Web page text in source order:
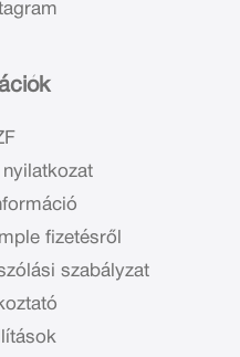
fizetésről
szabályzat